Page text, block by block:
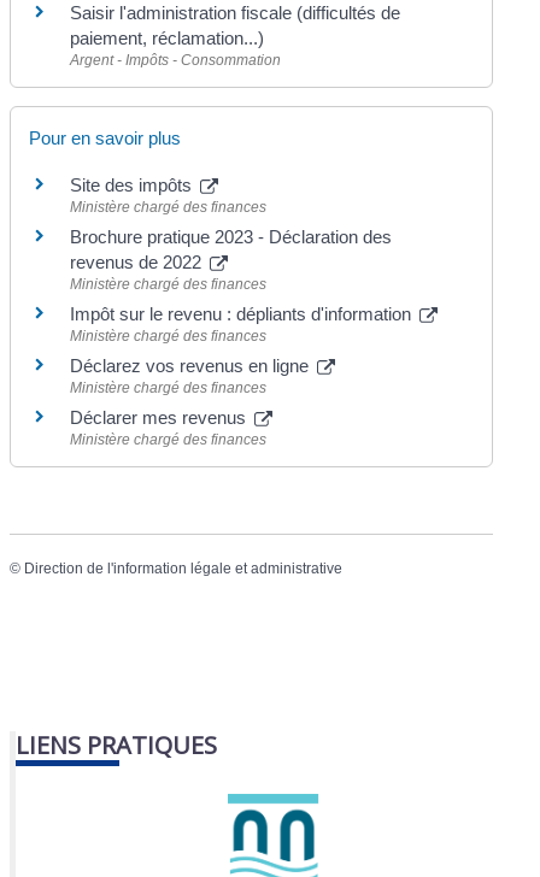
Saisir l'administration fiscale (difficultés de
paiement, réclamation...)
Argent - Impôts - Consommation
Pour en savoir plus
Site des impôts
Ministère chargé des finances
Brochure pratique 2023 - Déclaration des
revenus de 2022
Ministère chargé des finances
Impôt sur le revenu : dépliants d'information
Ministère chargé des finances
Déclarez vos revenus en ligne
Ministère chargé des finances
Déclarer mes revenus
Ministère chargé des finances
© Direction de l'information légale et administrative
LIENS PRATIQUES